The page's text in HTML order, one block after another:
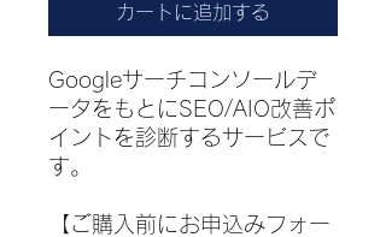
カートに追加する
Googleサーチコンソールデ
ータをもとにSEO/AIO改善ポ
イントを診断するサービスで
す。
【ご購入前にお申込みフォー